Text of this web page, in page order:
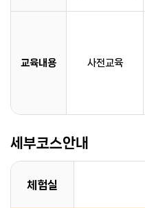
교육내용 사전교육
세부코스안내
체험실